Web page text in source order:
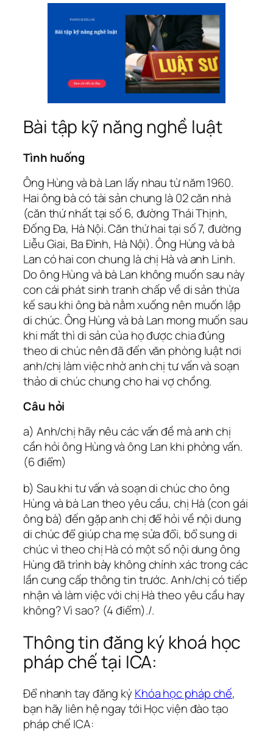
Bài tập kỹ năng nghề luật
Tình huống
Ông Hùng và bà Lan lấy nhau từ năm 1960.
Hai ông bà có tài sản chung là 02 căn nhà
(căn thứ nhất tại số 6, đường Thái Thịnh,
Đống Đa, Hà Nội. Căn thứ hai tại số 7, đường
Liễu Giai, Ba Đình, Hà Nội). Ông Hùng và bà
Lan có hai con chung là chị Hà và anh Linh.
Do ông Hùng và bà Lan không muốn sau này
con cái phát sinh tranh chấp về di sản thừa
kế sau khi ông bà nằm xuống nên muốn lập
di chúc. Ông Hùng và bà Lan mong muốn sau
khi mất thì di sản của họ được chia đúng
theo di chúc nên đã đến văn phòng luật nơi
anh/chị làm việc nhờ anh chị tư vấn và soạn
thảo di chúc chung cho hai vợ chồng.
Câu hỏi
a) Anh/chị hãy nêu các vấn đề mà anh chị
cần hỏi ông Hùng và ông Lan khi phỏng vấn.
(6 điểm)
b) Sau khi tư vấn và soạn di chúc cho ông
Hùng và bà Lan theo yêu cầu, chị Hà (con gái
ông bà) đến gặp anh chị để hỏi về nội dung
di chúc để giúp cha mẹ sửa đổi, bổ sung di
chúc vì theo chị Hà có một số nội dung ông
Hùng đã trình bày không chính xác trong các
lần cung cấp thông tin trước. Anh/chị có tiếp
nhận và làm việc với chị Hà theo yêu cầu hay
không? Vì sao? (4 điểm)./.
Thông tin đăng ký khoá học
pháp chế tại ICA:
Để nhanh tay đăng ký Khóa học pháp chế,
bạn hãy liên hệ ngay tới Học viện đào tạo
pháp chế ICA: